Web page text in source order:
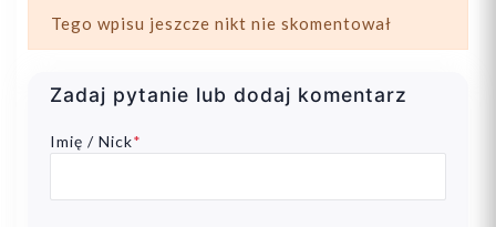
Tego wpisu jeszcze nikt nie skomentował
Zadaj pytanie lub dodaj komentarz
Imię / Nick*